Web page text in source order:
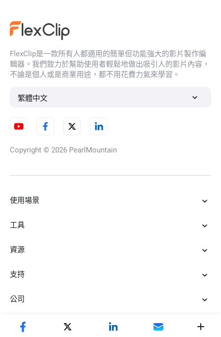
照片轉吉卜力風格
FlexClip是一款所有人都適用的簡單但功能強大的影片製作編
輯器。我們致力於幫助使用者輕鬆地做出吸引人的影片內容，
不論是個人或是商業用途，都不用花費力氣來學習。
繁體中文
Copyright © 2026 PearlMountain
使用場景
工具
資源
支持
公司